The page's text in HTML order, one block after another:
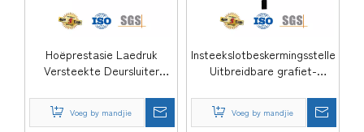
Hoëprestasie Laedruk
Versteekte Deursluiter
Pakkingstrook Intumescent
Skarnier Pad-DDIG003
Voeg by mandjie
Insteekslotbeskermingsstelle
Uitbreidbare grafiet-
Intumescent Hinge Pad-
DDIG002
Voeg by mandjie